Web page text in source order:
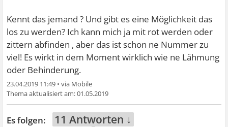
Kennt das jemand ? Und gibt es eine Möglichkeit das
los zu werden? Ich kann mich ja mit rot werden oder
zittern abfinden , aber das ist schon ne Nummer zu
viel! Es wirkt in dem Moment wirklich wie ne Lähmung
oder Behinderung.
23.04.2019 11:49 •
01.05.2019
11 Antworten ↓